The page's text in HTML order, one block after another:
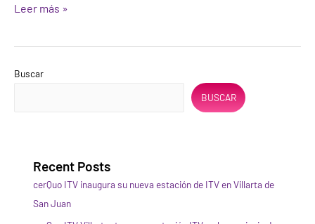
Leer más »
Buscar
BUSCAR
Recent Posts
cerQuo ITV inaugura su nueva estación de ITV en Villarta de
San Juan